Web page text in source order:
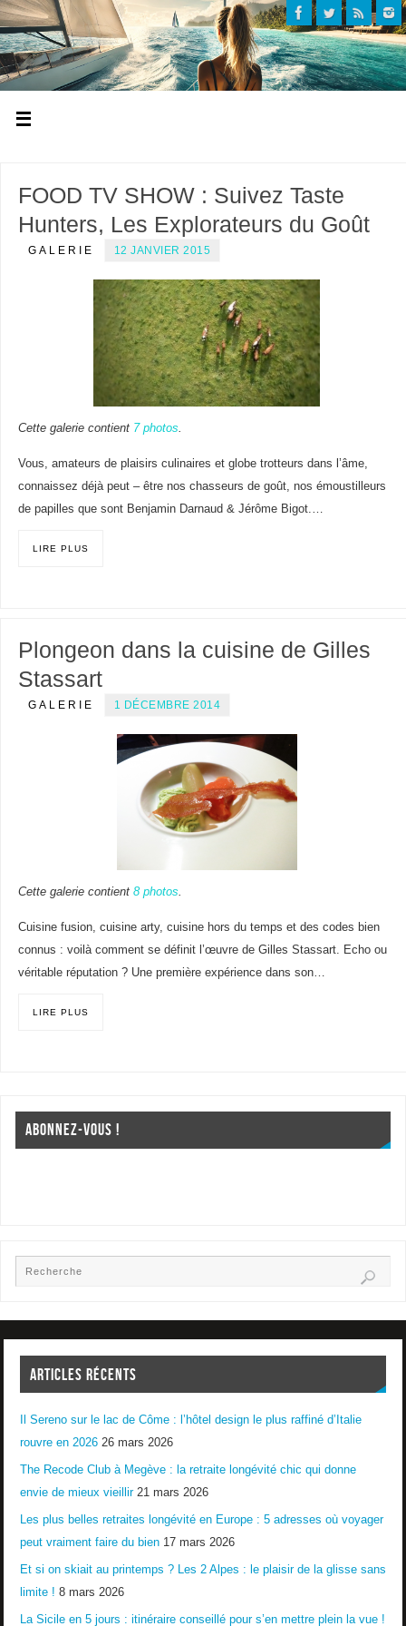
FOOD TV SHOW : Suivez Taste
Hunters, Les Explorateurs du Goût
GALERIE 12 JANVIER 2015
Cette galerie contient 7 photos.
Vous, amateurs de plaisirs culinaires et globe trotteurs dans l’âme,
connaissez déjà peut – être nos chasseurs de goût, nos émoustilleurs
de papilles que sont Benjamin Darnaud & Jérôme Bigot.…
LIRE PLUS
Plongeon dans la cuisine de Gilles
Stassart
GALERIE 1 DÉCEMBRE 2014
Cette galerie contient 8 photos.
Cuisine fusion, cuisine arty, cuisine hors du temps et des codes bien
connus : voilà comment se définit l’œuvre de Gilles Stassart. Echo ou
véritable réputation ? Une première expérience dans son…
LIRE PLUS
ABONNEZ-VOUS !
ARTICLES RÉCENTS
Il Sereno sur le lac de Côme : l’hôtel design le plus raffiné d’Italie
rouvre en 2026 26 mars 2026
The Recode Club à Megève : la retraite longévité chic qui donne
envie de mieux vieillir 21 mars 2026
Les plus belles retraites longévité en Europe : 5 adresses où voyager
peut vraiment faire du bien 17 mars 2026
Et si on skiait au printemps ? Les 2 Alpes : le plaisir de la glisse sans
limite ! 8 mars 2026
La Sicile en 5 jours : itinéraire conseillé pour s’en mettre plein la vue !